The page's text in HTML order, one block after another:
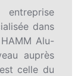
dans
Alu-
auprès
celle du